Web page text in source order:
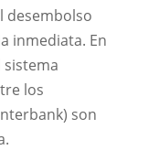
desembolso
inmediata. En
sistema
los
son